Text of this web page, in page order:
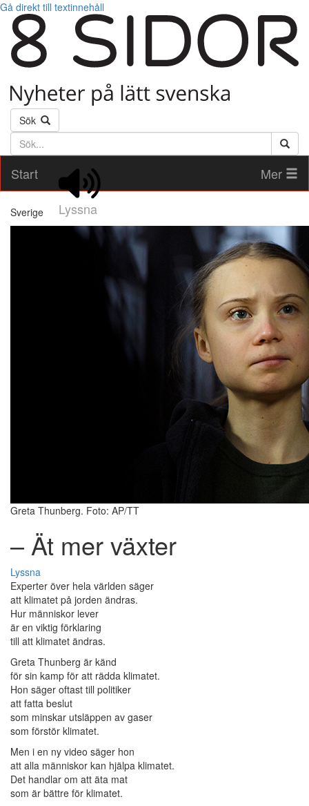
Gå direkt till textinnehåll
Sök
Söktext
Start
Lyssna
Mer
Sverige
Greta Thunberg. Foto: AP/TT
– Ät mer växter
Lyssna
Experter över hela världen säger
att klimatet på jorden ändras.
Hur människor lever
är en viktig förklaring
till att klimatet ändras.
Greta Thunberg är känd
för sin kamp för att rädda klimatet.
Hon säger oftast till politiker
att fatta beslut
som minskar utsläppen av gaser
som förstör klimatet.
Men i en ny video säger hon
att alla människor kan hjälpa klimatet.
Det handlar om att äta mat
som är bättre för klimatet.